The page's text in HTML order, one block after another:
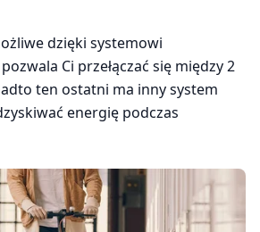
dzięki systemowi
Ci przełączać się między 2
ten ostatni ma inny system
energię podczas